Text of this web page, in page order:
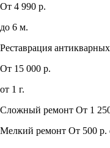
От 4 990 р.
до 6 м.
Реставрация
От 15 000 р.
от 1 г.
Сложный ремонт От 1
Мелкий ремонт От 500 р.